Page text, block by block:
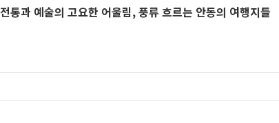
전통과 예술의 고요한 어울림, 풍류 흐르는 안동의 여행지들